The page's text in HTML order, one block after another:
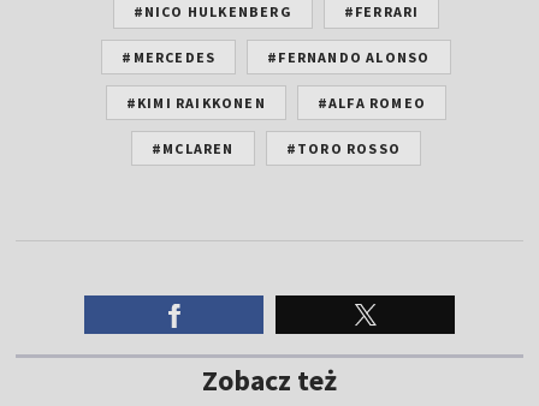
#NICO HULKENBERG #FERRARI
#MERCEDES #FERNANDO ALONSO
#KIMI RAIKKONEN #ALFA ROMEO
#MCLAREN #TORO ROSSO
Zobacz też